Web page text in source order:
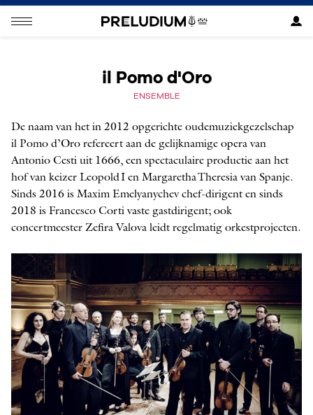
il Pomo d'Oro
ENSEMBLE
De naam van het in 2012 opgerichte oudemuziekgezelschap
il Pomo d’Oro refereert aan de gelijknamige opera van
Antonio Cesti uit 1666, een spectaculaire productie aan het
hof van keizer Leopold I en Margaretha Theresia van Spanje.
Sinds 2016 is Maxim Emelyanychev chef-dirigent en sinds
2018 is Francesco Corti vaste gastdirigent; ook
concertmeester Zefira Valova leidt regelmatig orkestprojecten.